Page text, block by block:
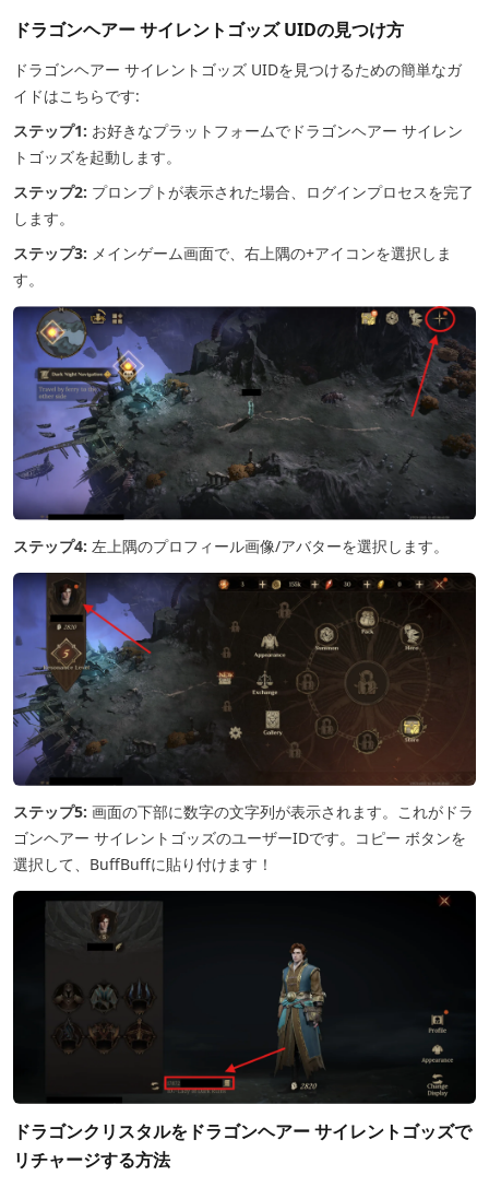
ドラゴンヘアー サイレントゴッズ UIDの見つけ方
ドラゴンヘアー サイレントゴッズ UIDを見つけるための簡単なガ
イドはこちらです:
ステップ1: お好きなプラットフォームでドラゴンヘアー サイレン
トゴッズを起動します。
ステップ2: プロンプトが表示された場合、ログインプロセスを完了
します。
ステップ3: メインゲーム画面で、右上隅の+アイコンを選択しま
す。
ステップ4: 左上隅のプロフィール画像/アバターを選択します。
ステップ5: 画面の下部に数字の文字列が表示されます。これがドラ
ゴンヘアー サイレントゴッズのユーザーIDです。コピー ボタンを
選択して、BuffBuffに貼り付けます！
ドラゴンクリスタルをドラゴンヘアー サイレントゴッズで
リチャージする方法